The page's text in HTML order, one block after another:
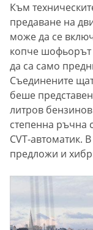
Към
предаване на
може да се
копче
да са само
Съединените
беше
литров
степенна ръчна
CVT-автоматик.
предложи и